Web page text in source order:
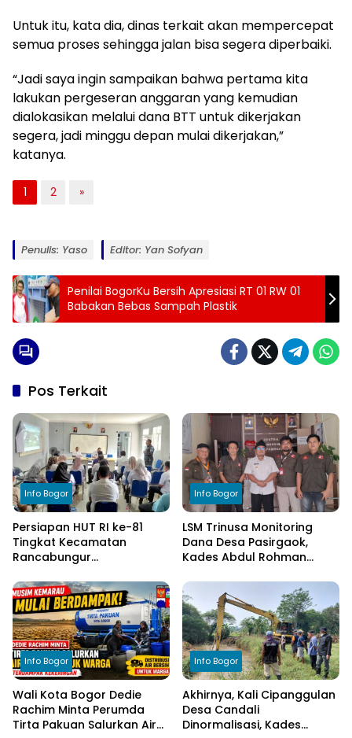
Untuk itu, kata dia, dinas terkait akan mempercepat
semua proses sehingga jalan bisa segera diperbaiki.
“Jadi saya ingin sampaikan bahwa pertama kita
lakukan pergeseran anggaran yang kemudian
dialokasikan melalui dana BTT untuk dikerjakan
segera, jadi minggu depan mulai dikerjakan,”
katanya.
1 2 »
Penulis: Yaso Editor: Yan Sofyan
Penilai BogorKu Bersih Apresiasi RT 01 RW 01
Babakan Bebas Sampah Plastik
Pos Terkait
Info Bogor
Persiapan HUT RI ke-81
Tingkat Kecamatan
Rancabungur
Cimulang, Libatkan Seluruh
Elemen Masyarakat
Info Bogor
LSM Trinusa Monitoring
Dana Desa Pasirgaok,
Kades Abdul Rohman
Transparansi Pengelolaan
Anggaran
Info Bogor
Wali Kota Bogor Dedie
Rachim Minta Perumda
Tirta Pakuan Salurkan Air
Info Bogor
Akhirnya, Kali Cipanggulan
Desa Candali
Dinormalisasi, Kades